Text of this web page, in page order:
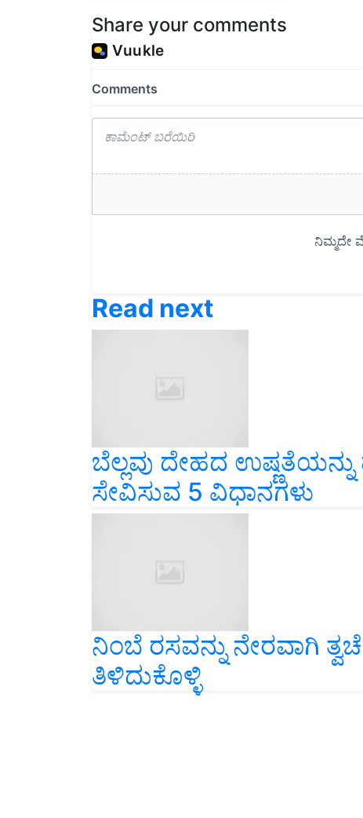
Share your comments
Read next
ಬೆಲ್ಲವು ದೇಹದ ಉಷ್ಣತೆಯನ್ನು
ಸೇವಿಸುವ 5 ವಿಧಾನಗಳು
ನಿಂಬೆ ರಸವನ್ನು ನೇರವಾಗಿ
ತಿಳಿದುಕೊಳ್ಳಿ